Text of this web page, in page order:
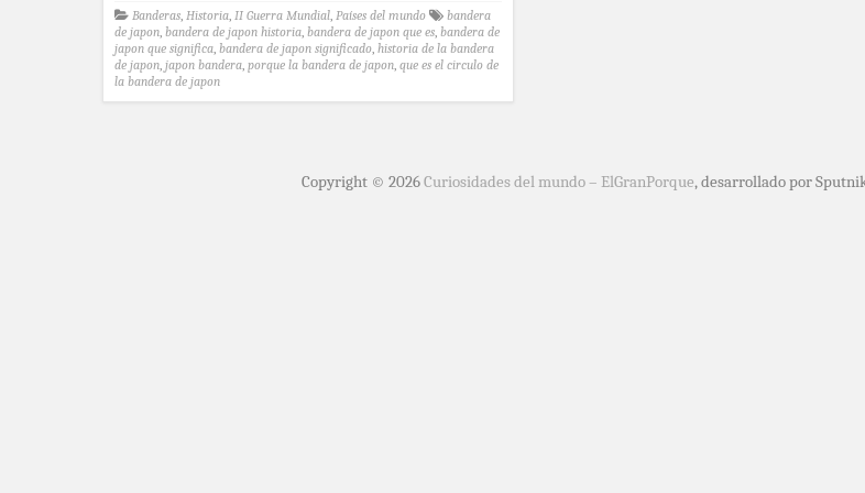
Banderas, Historia, II Guerra Mundial, Países del mundo
bandera
de japon, bandera de japon historia, bandera de japon que es, bandera de
japon que significa, bandera de japon significado, historia de la bandera
de japon, japon bandera, porque la bandera de japon, que es el circulo de
la bandera de japon
Copyright © 2026Curiosidades del mundo – ElGranPorque, desarrollado por